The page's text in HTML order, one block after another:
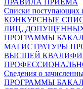
Списки поступающих
КОНКУРСНЫЕ
ЛИЦ,
ПРОГРАММЫ
МАГИСТРАТУРЫ
ВЫСШЕЙ
Сведения о
ПРОГРАММЫ